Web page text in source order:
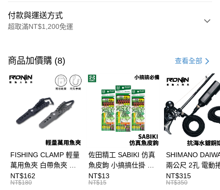
付款與運送方式
超取滿NT$1,200免運
信用卡一次付款
信用卡分期付款
21家銀行
合作金庫商業銀行
第一商業銀行
華南商業銀行
彰化商業銀行
上海商業儲蓄銀行
台北富邦商業銀行
國泰世華商業銀行
兆豐國際商業銀行
台中商業銀行
匯豐（台灣）商業銀行
華泰商業銀行
聯邦商業銀行
遠東國際商業銀行
元大商業銀行
超商取貨付款
Apple Pay
悠遊付
大哥付你分期
商品加價購 (8) 查看全部
FISHING CLAMP 輕量
萬用魚夾 白帶魚夾 船
釣魚夾 可單手操作
T1090
NT$162
NT$180
佐田精工 SABIKI 仿真
魚皮鉤 小搞搞仕掛 船
NT$13
NT$15
SHIMANO
兩公尺 2孔 電動
奶瓶電源線 奶瓶
線 T998
NT$315
NT$350